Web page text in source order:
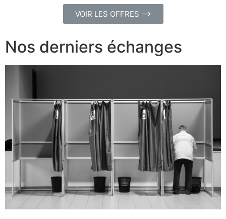
VOIR LES OFFRES ⟶
Nos derniers échanges